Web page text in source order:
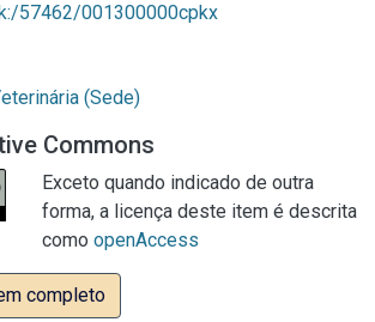
57462/001300000cpkx
(Sede)
Commons
Exceto quando indicado de outra
forma, a licença deste item é descrita
como openAccess
completo